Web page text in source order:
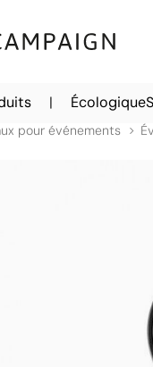
| Écologique
pour événements